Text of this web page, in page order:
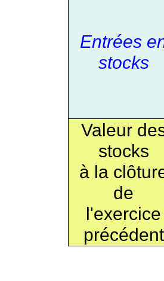
Entrées
stocks
Valeur
stocks
à la
de
l'exercice
précédent